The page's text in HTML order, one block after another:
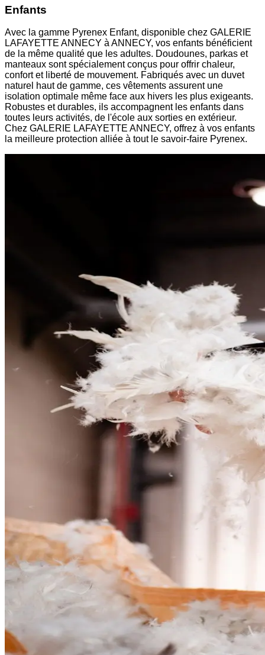
Enfants
Avec la gamme Pyrenex Enfant, disponible chez GALERIE
LAFAYETTE ANNECY à ANNECY, vos enfants bénéficient
de la même qualité que les adultes. Doudounes, parkas et
manteaux sont spécialement conçus pour offrir chaleur,
confort et liberté de mouvement. Fabriqués avec un duvet
naturel haut de gamme, ces vêtements assurent une
isolation optimale même face aux hivers les plus exigeants.
Robustes et durables, ils accompagnent les enfants dans
toutes leurs activités, de l'école aux sorties en extérieur.
Chez GALERIE LAFAYETTE ANNECY, offrez à vos enfants
la meilleure protection alliée à tout le savoir-faire Pyrenex.